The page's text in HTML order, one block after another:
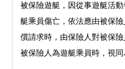
被保險遊艇，因從事遊艇活
艇乘員傷亡，依法應由被保
償請求時，由保險人對被保險
被保險人為遊艇乘員時，視同